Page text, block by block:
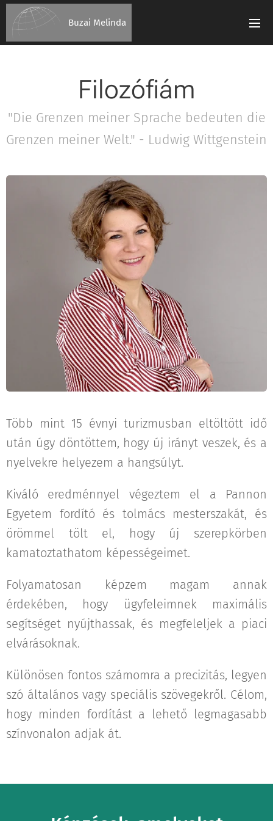
Buzai Melinda
Filozófiám
"Die Grenzen meiner Sprache bedeuten die
Grenzen meiner Welt." - Ludwig Wittgenstein
Több mint 15 évnyi turizmusban eltöltött idő
után úgy döntöttem, hogy új irányt veszek, és a
nyelvekre helyezem a hangsúlyt.
Kiváló eredménnyel végeztem el a Pannon
Egyetem fordító és tolmács mesterszakát, és
örömmel tölt el, hogy új szerepkörben
kamatoztathatom képességeimet.
Folyamatosan képzem magam annak
érdekében, hogy ügyfeleimnek maximális
segítséget nyújthassak, és megfeleljek a piaci
elvárásoknak.
Különösen fontos számomra a precizitás, legyen
szó általános vagy speciális szövegekről. Célom,
hogy minden fordítást a lehető legmagasabb
színvonalon adjak át.